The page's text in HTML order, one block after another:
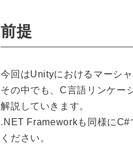
前提
今回はUnityにおけるマーシャ
その中でも、C言語リンケー
解説していきます。
.NET Frameworkも同様にC#
ください。